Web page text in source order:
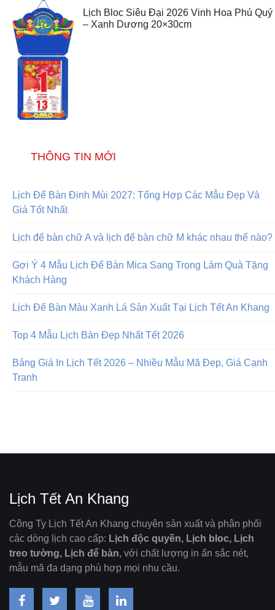
Lịch Bloc Siêu Đại 2026 Vinh Hoa Phú Quý
– Xanh Dương 20×30cm
THÔNG TIN MỚI
Lịch Để Bàn Đinh Mùi 2027: Tổng Hợp Các Mẫu Đẹp Và
Giá Tốt Nhất
Lịch để bàn chữ A và lịch để bàn chữ M khác nhau thế nào?
Gợi Ý 4 Mẫu Lịch Để Bàn Mica Sang Trọng Làm Quà Tặng
Khách Hàng
Lịch Để Bàn Màu Xanh Lá Sản Xuất Tại Lịch Tết An Khang
Top 4 Mẫu Lịch Bàn Đẹp Nhất Tết 2026
Bảng Giá In Lịch Tết 2026 – Nhiều Mẫu Mã Đẹp, Giá Cạnh
Tranh
Lịch Tết An Khang
Công Ty Lịch Tết An Khang chuyên sản xuất và phân phối
các dòng lịch cao cấp: Lịch độc quyền, Lịch bloc, Lịch
treo tường, Lịch để bàn, với chất lượng in ấn sắc nét,
mẫu mã đa dạng phù hợp mọi nhu cầu.